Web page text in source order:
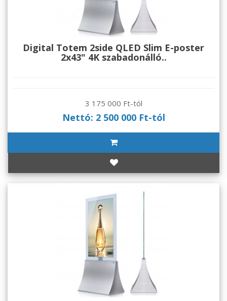
Digital Totem 2side QLED Slim E-poster
2x43" 4K szabadonálló..
3 175 000 Ft-tól
Nettó: 2 500 000 Ft-tól